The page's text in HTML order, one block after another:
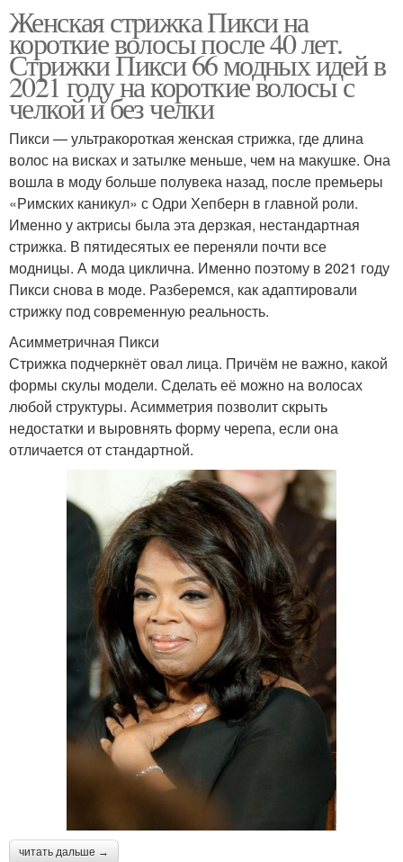
Женская стрижка Пикси на
короткие волосы после 40 лет.
Стрижки Пикси 66 модных идей в
2021 году на короткие волосы с
челкой и без челки
Пикси — ультракороткая женская стрижка, где длина
волос на висках и затылке меньше, чем на макушке. Она
вошла в моду больше полувека назад, после премьеры
«Римских каникул» с Одри Хепберн в главной роли.
Именно у актрисы была эта дерзкая, нестандартная
стрижка. В пятидесятых ее переняли почти все
модницы. А мода циклична. Именно поэтому в 2021 году
Пикси снова в моде. Разберемся, как адаптировали
стрижку под современную реальность.
Асимметричная Пикси
Стрижка подчеркнёт овал лица. Причём не важно, какой
формы скулы модели. Сделать её можно на волосах
любой структуры. Асимметрия позволит скрыть
недостатки и выровнять форму черепа, если она
отличается от стандартной.
читать дальше →